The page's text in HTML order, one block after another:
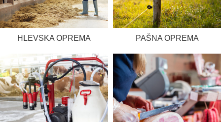
HLEVSKA OPREMA PAŠNA OPREMA